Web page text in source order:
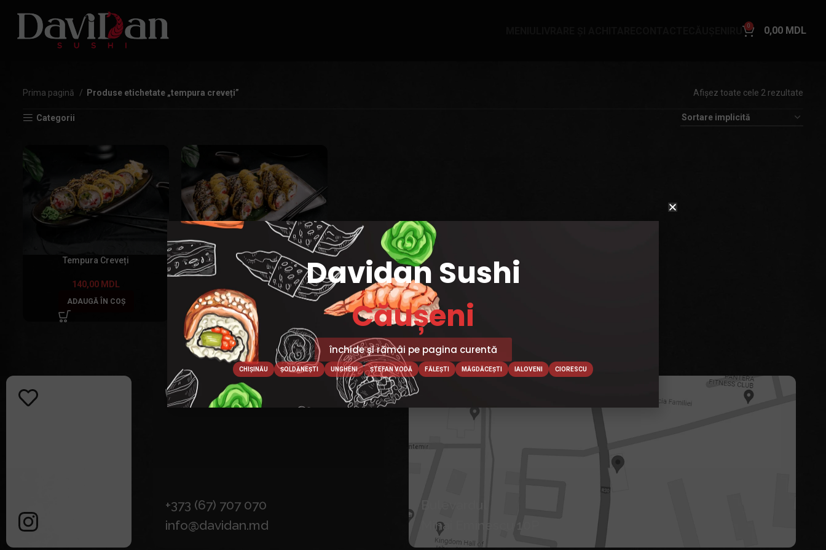
0 0,00 MDL
Prima pagină Produse etichetate „tempura creveți” Afișez toate cele 2 rezultate
Categorii
Tempura Creveți
140,00 MDL
ADAUGĂ ÎN COȘ
Tempura Set
MDL
ADAUGĂ ÎN COȘ
+373 (67) 707 070
info@davidan.md
Mihai Eminescu 10P
Davidan Sushi
Căușeni
închide și rămâi pe pagina curentă
CHIȘINĂU ȘOLDĂNEȘTI UNGHENI ȘTEFAN VODĂ FĂLEȘTI MĂGDĂCEȘTI IALOVENI CIORESCU